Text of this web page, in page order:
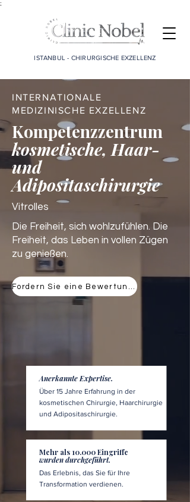
;
ISTANBUL - CHIRURGISCHE EXZELLENZ
INTERNATIONALE
MEDIZINISCHE EXZELLENZ
Kompetenzzentrum
kosmetische, Haar-
und
Adipositaschirurgie
Vitrolles
Die Freiheit, sich wohlzufühlen. Die
Freiheit, das Leben in vollen Zügen
zu genießen.
Anerkannte Expertise.
Über 15 Jahre Erfahrung in der
kosmetischen Chirurgie, Haarchirurgie
und Adipositaschirurgie.
Mehr als 10.000 Eingriffe
wurden durchgeführt.
Das Erlebnis, das Sie für Ihre
Transformation verdienen.